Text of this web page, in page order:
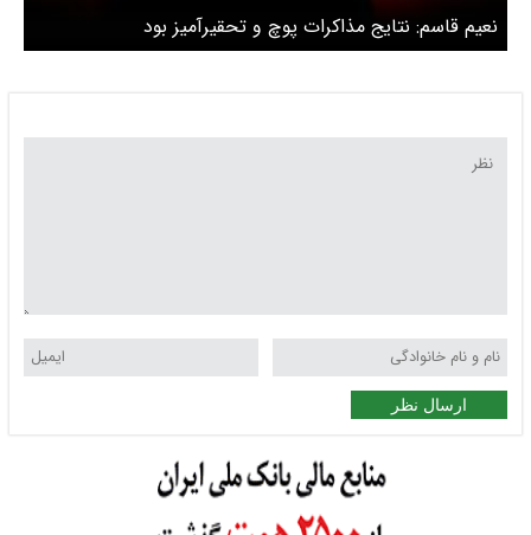
نعیم قاسم: نتایج مذاکرات پوچ و تحقیرآمیز بود
ارسال نظر